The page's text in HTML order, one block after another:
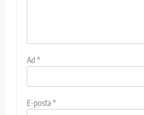
Ad *
E-posta*